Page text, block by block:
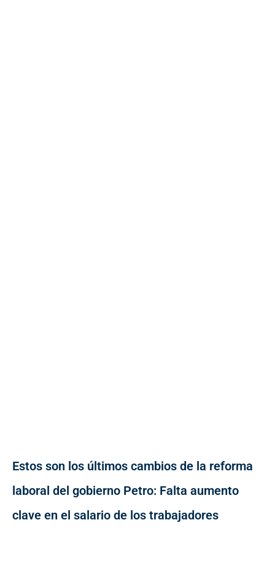
Estos son los últimos cambios de la reforma
laboral del gobierno Petro: Falta aumento
clave en el salario de los trabajadores